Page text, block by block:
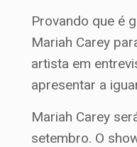
Provando que é
Mariah Carey
artista em
apresentar a
Mariah Carey
setembro. O